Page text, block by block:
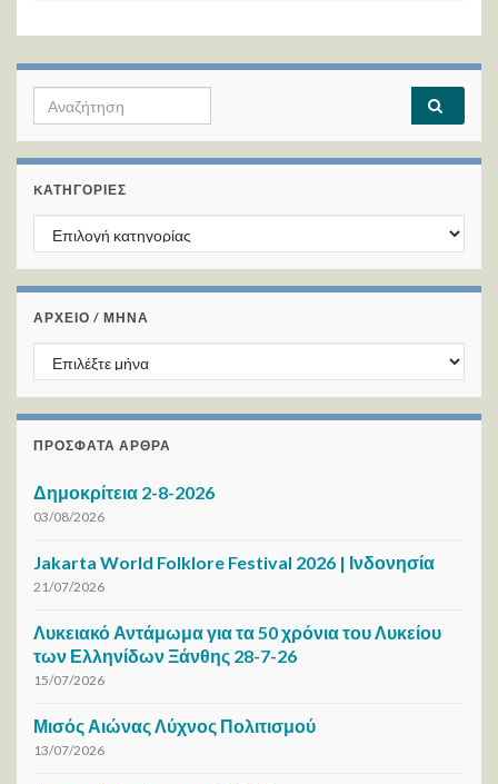
Search for:
KΑΤΗΓΟΡΊΕΣ
Kατηγορίες
ΑΡΧΕΙΟ / ΜΗΝΑ
ΑΡΧΕΙΟ / ΜΗΝΑ
ΠΡΌΣΦΑΤΑ ΆΡΘΡΑ
Δημοκρίτεια 2-8-2026
03/08/2026
Jakarta World Folklore Festival 2026 | Ινδονησία
21/07/2026
Λυκειακό Αντάμωμα για τα 50 χρόνια του Λυκείου
των Ελληνίδων Ξάνθης 28-7-26
15/07/2026
Μισός Αιώνας Λύχνος Πολιτισμού
13/07/2026